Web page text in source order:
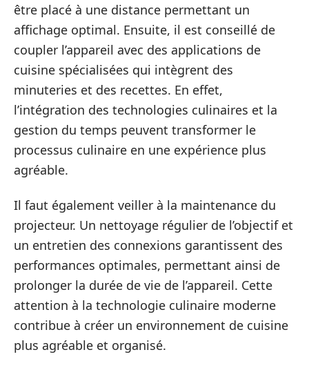
être placé à une distance permettant un
affichage optimal. Ensuite, il est conseillé de
coupler l’appareil avec des applications de
cuisine spécialisées qui intègrent des
minuteries et des recettes. En effet,
l’intégration des technologies culinaires et la
gestion du temps peuvent transformer le
processus culinaire en une expérience plus
agréable.
Il faut également veiller à la maintenance du
projecteur. Un nettoyage régulier de l’objectif et
un entretien des connexions garantissent des
performances optimales, permettant ainsi de
prolonger la durée de vie de l’appareil. Cette
attention à la technologie culinaire moderne
contribue à créer un environnement de cuisine
plus agréable et organisé.